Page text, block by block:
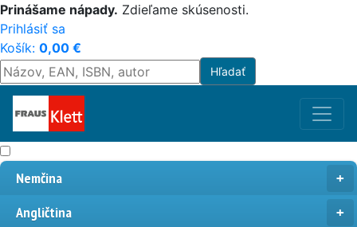
Prinášame nápady. Zdieľame skúsenosti.
Prihlásiť sa
Košík: 0,00 €
Nemčina
Angličtina